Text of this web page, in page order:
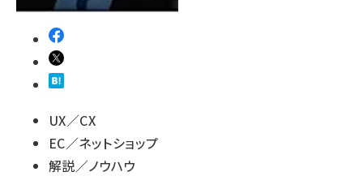
UX／CX
EC／ネットショップ
解説／ノウハウ